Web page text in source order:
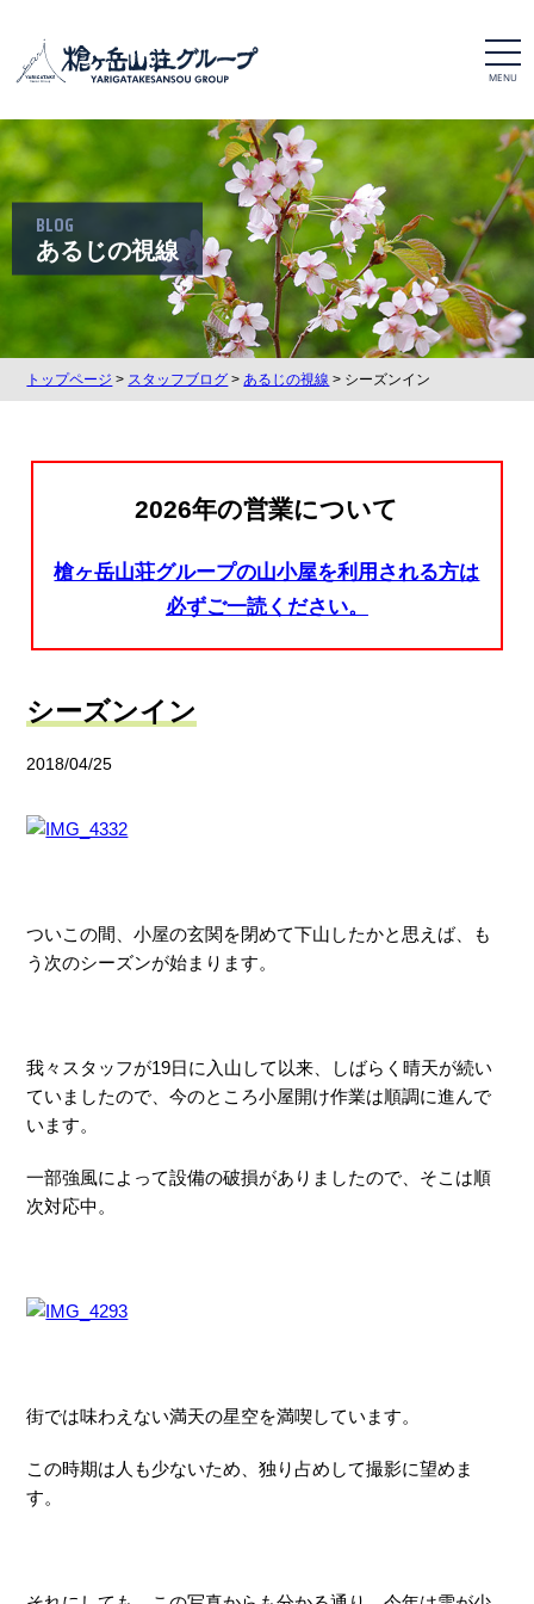
t
o
g
l
e
n
a
v
i
g
a
o
n
BLOG
あるじの視線
トップページ > スタッフブログ >あるじの視線 > シーズンイン
2026年の営業について
槍ヶ岳山荘グループの山小屋を利用される方は
必ずご一読ください。
シーズンイン
2018/04/25
ついこの間、小屋の玄関を閉めて下山したかと思えば、も
う次のシーズンが始まります。
我々スタッフが19日に入山して以来、しばらく晴天が続い
ていましたので、今のところ小屋開け作業は順調に進んで
います。
一部強風によって設備の破損がありましたので、そこは順
次対応中。
街では味わえない満天の星空を満喫しています。
この時期は人も少ないため、独り占めして撮影に望めま
す。